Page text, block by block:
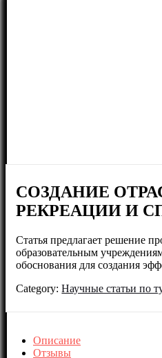
СОЗДАНИЕ
РЕКРЕАЦИИ И
Статья предлагает решение
образовательным
обоснования для создания
Category:Научные статьи по
Описание
Отзывы